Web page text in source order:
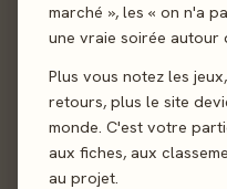
marché », les « on n'a
une vraie soirée autour
Plus vous notez les
retours, plus le site
monde. C'est votre
aux fiches, aux
au projet.
Tout internaute qui utilise
considéré comme usager
Le site Les Meeplesréunit
disponibles pour les
que ceux-ci doivent
bonne foi tant envers les
développeurs du site. Le